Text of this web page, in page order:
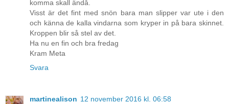
komma skall ändå.
Visst är det fint med snön bara man slipper var ute i den
och känna de kalla vindarna som kryper in på bara skinnet.
Kroppen blir så stel av det.
Ha nu en fin och bra fredag
Kram Meta
Svara
martinealison 12 november 2016 kl. 06:58